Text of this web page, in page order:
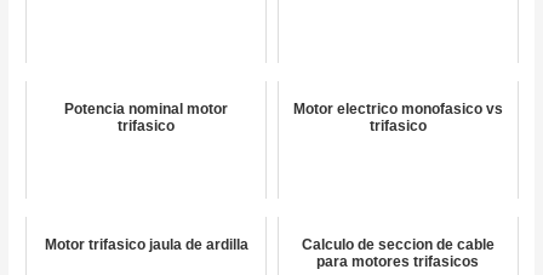
Potencia nominal motor
trifasico
Motor electrico monofasico vs
trifasico
Motor trifasico jaula de ardilla
Calculo de seccion de cable
para motores trifasicos